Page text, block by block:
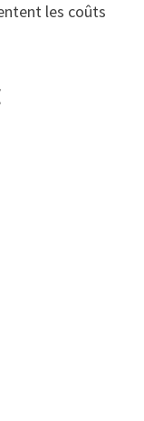
les coûts